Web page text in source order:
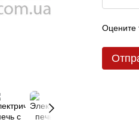
Оцените